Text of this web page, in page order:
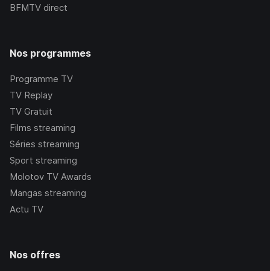
BFMTV direct
Nos programmes
Programme TV
TV Replay
TV Gratuit
Films streaming
Séries streaming
Sport streaming
Molotov TV Awards
Mangas streaming
Actu TV
Nos offres